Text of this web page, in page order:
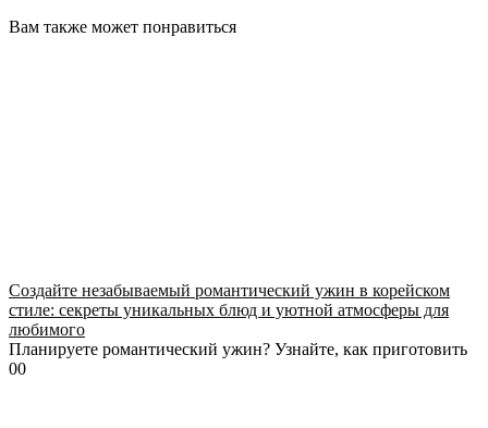
Вам также может понравиться
Создайте незабываемый романтический ужин в корейском
стиле: секреты уникальных блюд и уютной атмосферы для
любимого
Планируете романтический ужин? Узнайте, как приготовить
00